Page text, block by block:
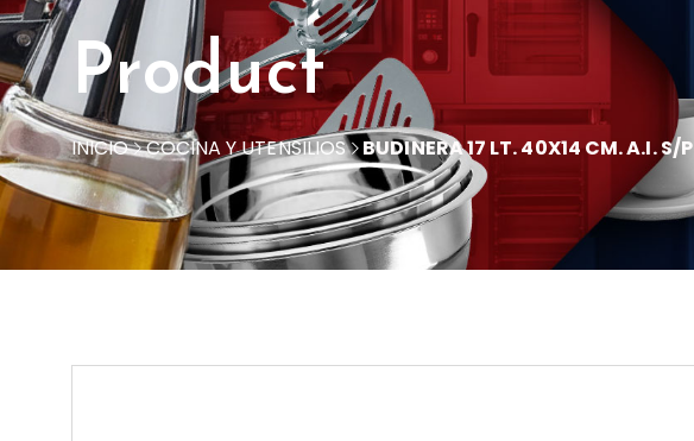
Product
INICIO COCINA Y UTENSILIOS BUDINERA 17 LT. 40X14 CM. A.I. S/P